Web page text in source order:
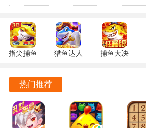
戏的深度。
控制台功能的加入不仅增加了游戏的
了更多的自由度，能够根据个人喜好
游戏中各类NPC的设定丰富了互动体
些角色的交流获取线索或帮助，增加
性。
指尖捕鱼
安卓版
猎鱼达人
卓版
捕鱼大决
热门推荐